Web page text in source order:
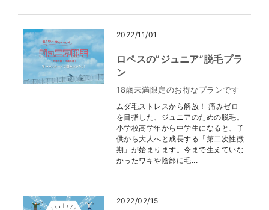
2022/11/01
ロペスの”ジュニア”脱毛プラ
ン
18歳未満限定のお得なプランです
ムダ毛ストレスから解放！ 痛みゼロ
を目指した、ジュニアのための脱毛。
小学校高学年から中学生になると、子
供から大人へと成長する「第二次性徴
期」が始まります。今まで生えていな
かったワキや陰部に毛...
2022/02/15